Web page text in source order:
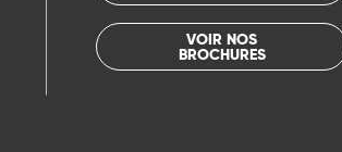
VOIR NOS
BROCHURES